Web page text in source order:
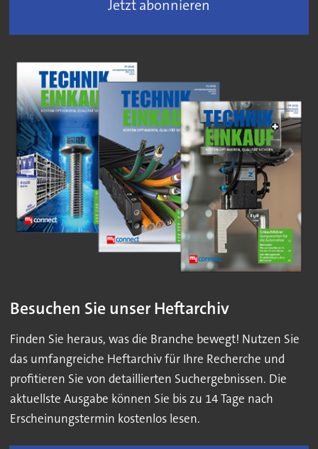
Jetzt abonnieren
Besuchen Sie unser Heftarchiv
Finden Sie heraus, was die Branche bewegt! Nutzen Sie
das umfangreiche Heftarchiv für Ihre Recherche und
profitieren Sie von detaillierten Suchergebnissen. Die
aktuellste Ausgabe können Sie bis zu 14 Tage nach
Erscheinungstermin kostenlos lesen.